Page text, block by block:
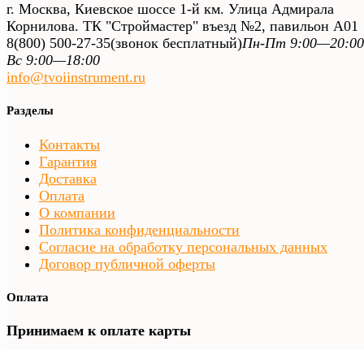
г. Москва, Киевское шоссе 1-й км. Улица Адмирала
Корнилова. ТК "Строймастер" въезд №2, павильон А01
8(800) 500-27-35(звонок бесплатный)Пн-Пт
Вс 9:00—18:00
info@tvoiinstrument.ru
Разделы
Контакты
Гарантия
Доставка
Оплата
О компании
Политика конфиденциальности
Согласие на обработку персональных данных
Договор публичной оферты
Оплата
Принимаем к оплате карты